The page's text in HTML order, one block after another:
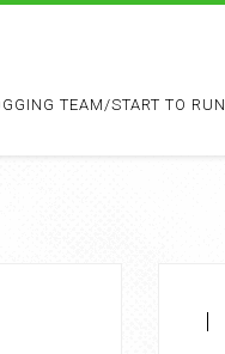
TEAM/START TO RUN